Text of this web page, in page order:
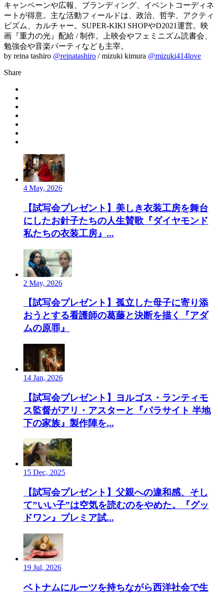
キャンペーンや広報、ブランディング、イベントコーディネ
ートが得意。主な活動フィールドは、政治、哲学、アクティ
ビズム、カルチャー。SUPER-KIKI SHOPやD2021運営。映
画『重力の光』配給 / 制作。上映会やフェミニズム読書会、
勉強会や音楽パーティなども主宰。
by reina tashiro @reinatashiro / mizuki kimura @mizuki414love
Share
4 May, 2026
【試写会プレゼント】美しき衣装工房を舞台
にしたお針子たちの人生賛歌『ダイヤモンド
私たちの衣装工房』...
2 May, 2026
【試写会プレゼント】孤立した母子に寄り添
おうとする看護師の葛藤と決断を描く『アダ
ムの原罪』
14 Jan, 2026
【試写会プレゼント】ヨルゴス・ランティモ
ス監督がアリ・アスターと『パラサイト 半地
下の家族』製作陣を...
15 Dec, 2025
【試写会プレゼント】父親への違和感、そし
て”いい子”は空気を読むのをやめた。『グッ
ドワン』プレミア試...
19 Jul, 2026
ベトナムにルーツを持ちながら西洋社会で生